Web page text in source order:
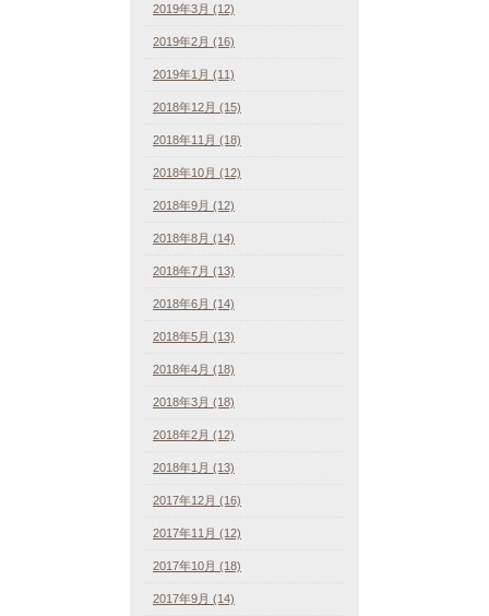
2019年3月 (12)
2019年2月 (16)
2019年1月 (11)
2018年12月 (15)
2018年11月 (18)
2018年10月 (12)
2018年9月 (12)
2018年8月 (14)
2018年7月 (13)
2018年6月 (14)
2018年5月 (13)
2018年4月 (18)
2018年3月 (18)
2018年2月 (12)
2018年1月 (13)
2017年12月 (16)
2017年11月 (12)
2017年10月 (18)
2017年9月 (14)